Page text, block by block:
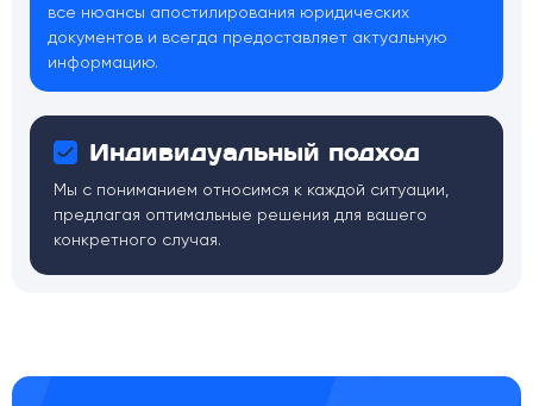
все нюансы апостилирования юридических
документов и всегда предоставляет актуальную
информацию.
Индивидуальный подход
Мы с пониманием относимся к каждой ситуации,
предлагая оптимальные решения для вашего
конкретного случая.